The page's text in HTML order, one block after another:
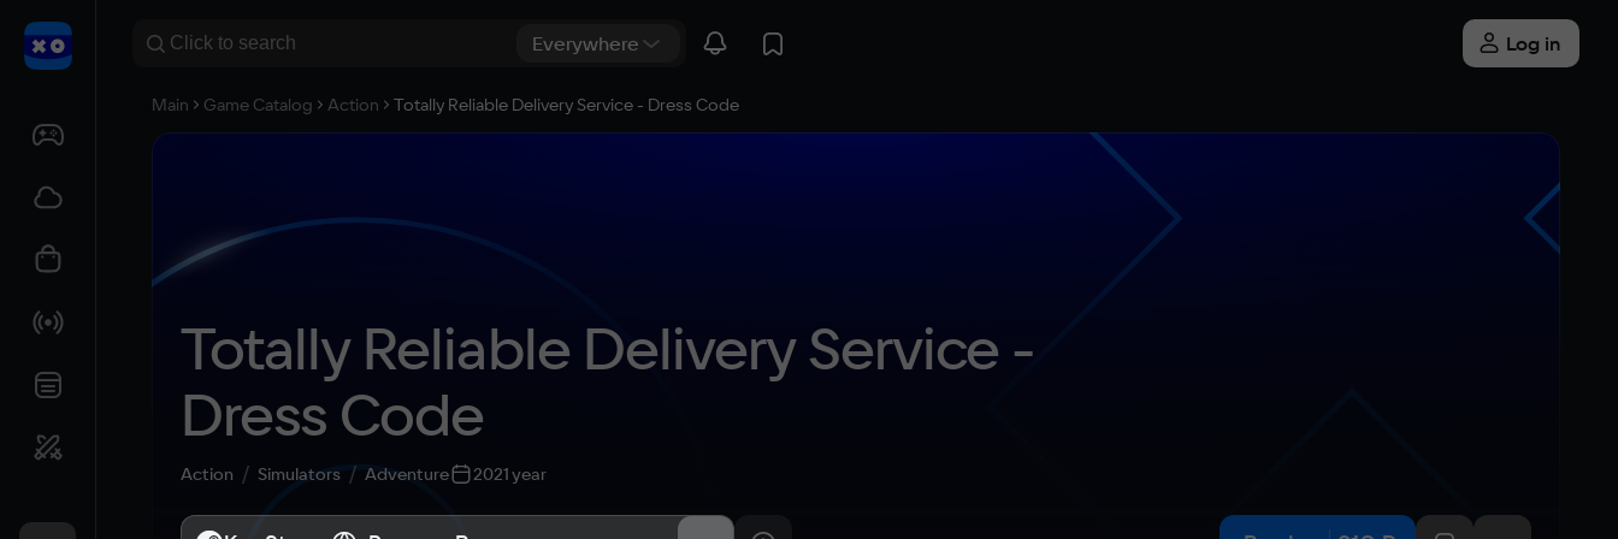
Log in
Main Game Catalog Action Totally Reliable Delivery Service - Dress Code
Totally Reliable Delivery Service -
Dress Code
Action Simulators Adventure 2021 year